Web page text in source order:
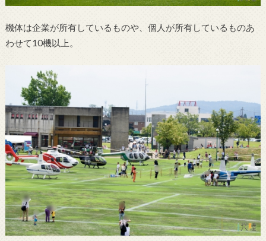
機体は企業が所有しているものや、個人が所有しているものあ
わせて10機以上。